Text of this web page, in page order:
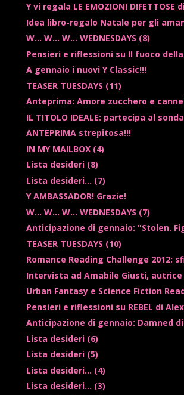
Y vi regala LE EMOZIONI DIFETTOSE
Idea libro-regalo Natale per gli
W... W... W... WEDNESDAYS (8)
Pensieri e riflessioni su Il fuoco
A gennaio i nuovi Y Classic!!!
TEASER TUESDAYS (11)
Anteprima: Amore zucchero e
IL TITOLO IDEALE: partecipa al
ANTEPRIMA strepitosa!!!
IN MY MAILBOX (4)
Lista desideri (8)
Lista desideri... (7)
Y AMBASSADOR! Grazie!
W... W... W... WEDNESDAYS (7)
Anticipazione di gennaio: "Stolen.
TEASER TUESDAYS (10)
Romance Reading Challenge 2012:
Intervista ad Amabile Giusti, autrice
Urban Fantasy e Science Fiction
Pensieri e riflessioni su REBEL di
Anticipazione di gennaio: Damned
Lista desideri (6)
Lista desideri (5)
Lista desideri... (4)
Lista desideri... (3)